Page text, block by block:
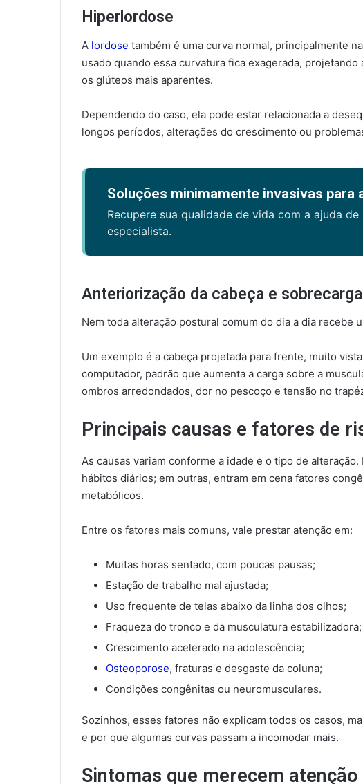
Hiperlordose
A lordose também é uma curva normal, principalmente
usado quando essa curvatura fica exagerada,
os glúteos mais aparentes.
Dependendo do caso, ela pode estar relacionada a
longos períodos, alterações do crescimento ou
Soluções minimamente invasivas para
Recupere sua qualidade de vida com a ajuda de
especialista.
Anteriorização da cabeça e
Nem toda alteração postural comum do dia a dia recebe
Um exemplo é a cabeça projetada para frente, muito
computador, padrão que aumenta a carga sobre a
ombros arredondados, dor no pescoço e tensão no
Principais causas e fatores de
As causas variam conforme a idade e o tipo de
hábitos diários; em outras, entram em cena fatores
metabólicos.
Entre os fatores mais comuns, vale prestar atenção em:
Muitas horas sentado, com poucas pausas;
Estação de trabalho mal ajustada;
Uso frequente de telas abaixo da linha dos olhos;
Fraqueza do tronco e da musculatura estabilizadora;
Crescimento acelerado na adolescência;
Osteoporose, fraturas e desgaste da coluna;
Condições congênitas ou neuromusculares.
Sozinhos, esses fatores não explicam todos os casos,
e por que algumas curvas passam a incomodar mais.
Sintomas que merecem atenção